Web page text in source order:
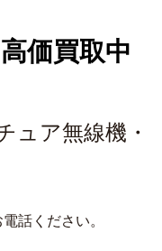
価買取中
ュア無線機・
話ください。